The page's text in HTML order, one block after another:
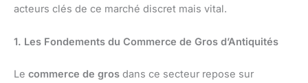
acteurs clés de ce marché discret mais vital.
1. Les Fondements du Commerce de Gros d’Antiquités
Le commerce de gros dans ce secteur repose sur